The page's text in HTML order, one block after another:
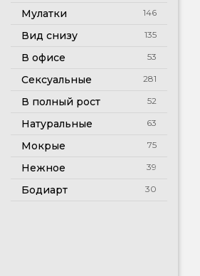
Мулатки 146
Вид снизу 135
В офисе 53
Сексуальные 281
В полный рост 52
Натуральные 63
Мокрые 75
Нежное 39
Бодиарт 30